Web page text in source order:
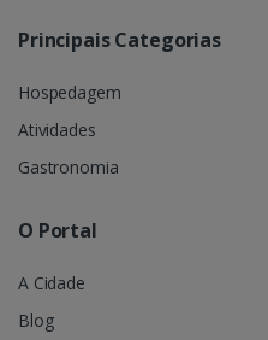
Principais Categorias
Hospedagem
Atividades
Gastronomia
O Portal
A Cidade
Blog